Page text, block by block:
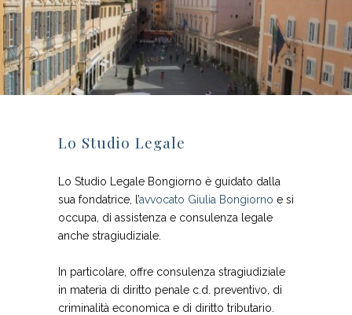
Lo Studio Legale
Lo Studio Legale Bongiorno è guidato dalla
sua fondatrice, l’avvocato Giulia Bongiorno e si
occupa, di assistenza e consulenza legale
anche stragiudiziale.
In particolare, offre consulenza stragiudiziale
in materia di diritto penale c.d. preventivo, di
criminalità economica e di diritto tributario.